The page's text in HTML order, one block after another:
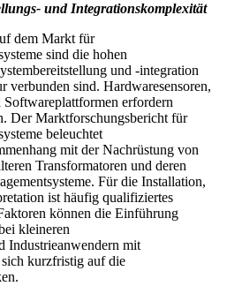
und Integrationskomplexität
dem Markt für
sind die hohen
und -integration
verbunden sind. Hardwaresensoren,
erfordern
Der Marktforschungsbericht für
beleuchtet
mit der Nachrüstung von
Transformatoren und deren
Für die Installation,
ist häufig qualifiziertes
können die Einführung
kleineren
Industrieanwendern mit
kurzfristig auf die